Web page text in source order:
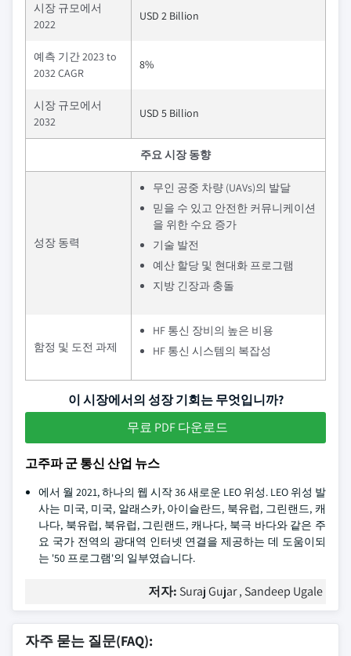
시장 규모에서
2022
USD 2 Billion
예측 기간 2023 to
2032 CAGR
8%
시장 규모에서
2032
USD 5 Billion
주요 시장 동향
성장 동력
무인 공중 차량 (UAVs)의 발달
믿을 수 있고 안전한 커뮤니케이션
을 위한 수요 증가
기술 발전
예산 할당 및 현대화 프로그램
지방 긴장과 충돌
함정 및 도전 과제
HF 통신 장비의 높은 비용
HF 통신 시스템의 복잡성
이 시장에서의 성장 기회는 무엇입니까?
무료 PDF 다운로드
고주파 군 통신 산업 뉴스
에서 월 2021, 하나의 웹 시작 36 새로운 LEO 위성. LEO 위성 발
사는 미국, 미국, 알래스카, 아이슬란드, 북유럽, 그린랜드, 캐
나다, 북유럽, 북유럽, 그린랜드, 캐나다, 북극 바다와 같은 주
요 국가 전역의 광대역 인터넷 연결을 제공하는 데 도움이되
는 '50 프로그램'의 일부였습니다.
저자: Suraj Gujar , Sandeep Ugale
자주 묻는 질문(FAQ):